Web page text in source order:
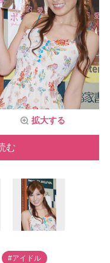
拡大する
む
#アイドル